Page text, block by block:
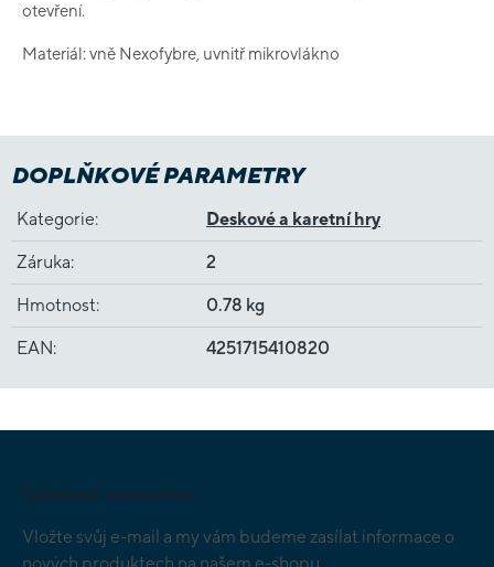
otevření.
Materiál: vně Nexofybre, uvnitř mikrovlákno
DOPLŇKOVÉ PARAMETRY
Kategorie: Deskové a karetní hry
Záruka: 2
Hmotnost: 0.78 kg
EAN: 4251715410820
Odebírat newsletter
Vložte svůj e-mail a my vám budeme zasílat informace o